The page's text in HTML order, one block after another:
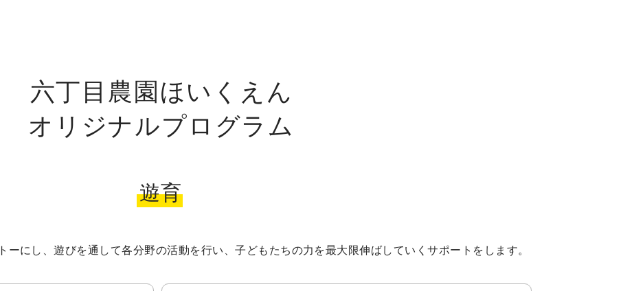
六丁目農園ほいくえん
オリジナルプログラム
遊育
ーにし、遊びを通して各分野の活動を行い、子どもたちの力を最大限伸ばしていくサポートをします。